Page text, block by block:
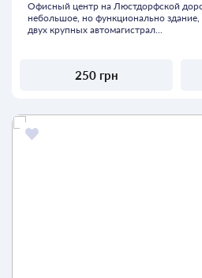
Офисный центр на Люстдорфской
небольшое, но функционально
двух крупных автомагистрал...
250 грн